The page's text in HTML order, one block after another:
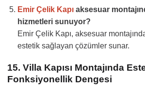
Emir Çelik Kapıaksesuar
hizmetleri sunuyor?
Emir Çelik Kapı, aksesuar
estetik sağlayan çözümler sunar.
15. Villa Kapısı Montajında
Fonksiyonellik Dengesi